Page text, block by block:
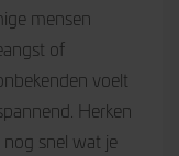
mensen
of
voelt
Herken
snel wat je